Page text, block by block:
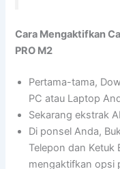
Cara Mengaktifkan
PRO M2
Pertama-tama,
PC atau Laptop
Sekarang ekstrak
Di ponsel Anda,
Telepon dan
mengaktifkan opsi